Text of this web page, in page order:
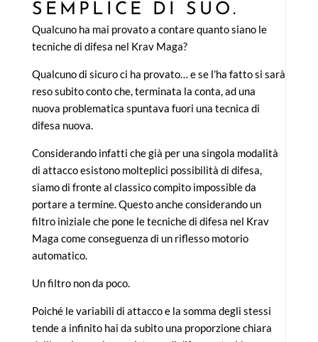
SEMPLICE DI SUO.
Qualcuno ha mai provato a contare quanto siano le
tecniche di difesa nel Krav Maga?
Qualcuno di sicuro ci ha provato… e se l’ha fatto si sarà
reso subito conto che, terminata la conta, ad una
nuova problematica spuntava fuori una tecnica di
difesa nuova.
Considerando infatti che già per una singola modalità
di attacco esistono molteplici possibilità di difesa,
siamo di fronte al classico compito impossible da
portare a termine. Questo anche considerando un
filtro iniziale che pone le tecniche di difesa nel Krav
Maga come conseguenza di un riflesso motorio
automatico.
Un filtro non da poco.
Poiché le variabili di attacco e la somma degli stessi
tende a infinito hai da subito una proporzione chiara